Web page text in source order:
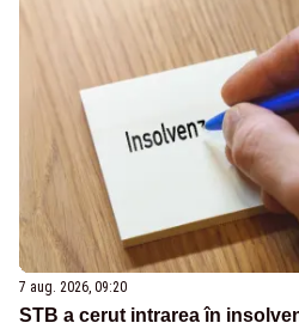
7 aug. 2026, 09:20
STB a cerut intrarea în